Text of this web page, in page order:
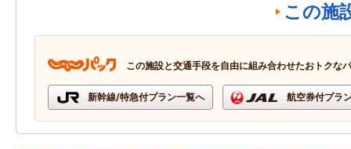
この施
この施設と交通手段を自由に組み合わせたおトクな
新幹線/特急付プラン一覧へ 航空券付プラ